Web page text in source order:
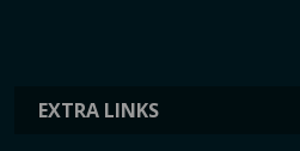
EXTRA LINKS